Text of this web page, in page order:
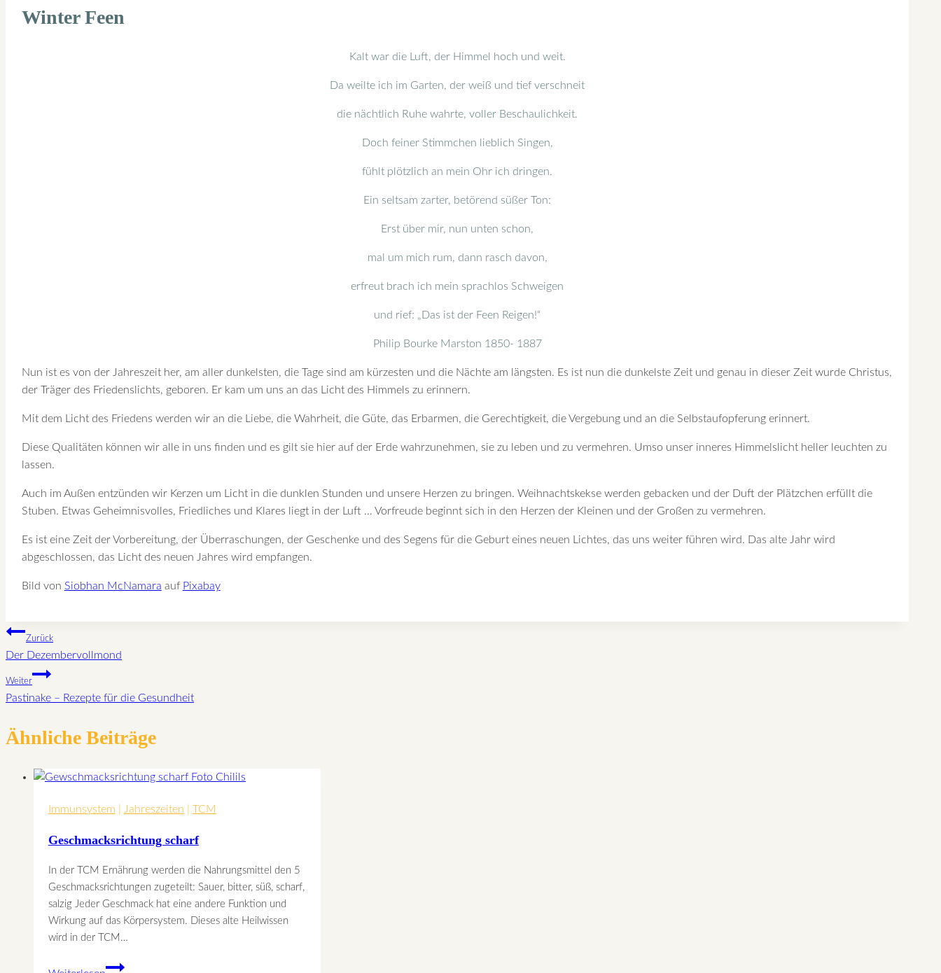
Winter Feen
Kalt war die Luft, der Himmel hoch und weit.
Da weilte ich im Garten, der weiß und tief verschneit
die nächtlich Ruhe wahrte, voller Beschaulichkeit.
Doch feiner Stimmchen lieblich Singen,
fühlt plötzlich an mein Ohr ich dringen.
Ein seltsam zarter, betörend süßer Ton:
Erst über mir, nun unten schon,
mal um mich rum, dann rasch davon,
erfreut brach ich mein sprachlos Schweigen
und rief: „Das ist der Feen Reigen!“
Philip Bourke Marston 1850- 1887
Nun ist es von der Jahreszeit her, am aller dunkelsten, die Tage sind am kürzesten und die Nächte am längsten. Es ist nun die dunkelste Zeit und genau in dieser Zeit wurde Christus,
der Träger des Friedenslichts, geboren. Er kam um uns an das Licht des Himmels zu erinnern.
Mit dem Licht des Friedens werden wir an die Liebe, die Wahrheit, die Güte, das Erbarmen, die Gerechtigkeit, die Vergebung und an die Selbstaufopferung erinnert.
Diese Qualitäten können wir alle in uns finden und es gilt sie hier auf der Erde wahrzunehmen, sie zu leben und zu vermehren. Umso unser inneres Himmelslicht heller leuchten zu
lassen.
Auch im Außen entzünden wir Kerzen um Licht in die dunklen Stunden und unsere Herzen zu bringen. Weihnachtskekse werden gebacken und der Duft der Plätzchen erfüllt die
Stuben. Etwas Geheimnisvolles, Friedliches und Klares liegt in der Luft … Vorfreude beginnt sich in den Herzen der Kleinen und der Großen zu vermehren.
Es ist eine Zeit der Vorbereitung, der Überraschungen, der Geschenke und des Segens für die Geburt eines neuen Lichtes, das uns weiter führen wird. Das alte Jahr wird
abgeschlossen, das Licht des neuen Jahres wird empfangen.
Bild von Siobhan McNamara auf Pixabay
Beitragsnavigation
Zurück
Der Dezembervollmond
Weiter
Pastinake – Rezepte für die Gesundheit
Ähnliche Beiträge
Immunsystem Jahreszeiten TCM
Geschmacksrichtung scharf
In der TCM Ernährung werden die Nahrungsmittel den 5
Geschmacksrichtungen zugeteilt: Sauer, bitter, süß, scharf,
salzig Jeder Geschmack hat eine andere Funktion und
Wirkung auf das Körpersystem. Dieses alte Heilwissen
wird in der TCM…
Geschmacksrichtung